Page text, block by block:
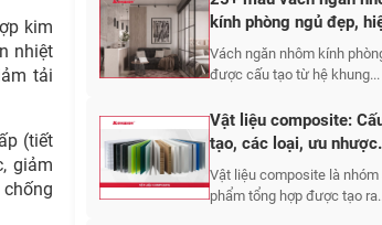
kim
nhiệt
tải
(tiết
giảm
kính phòng ngủ đẹp,
đại và sang trọng
Vách ngăn nhôm kính
được cấu tạo từ hệ khung...
Vật liệu composite:
tạo, các loại, ưu nhược
điểm, ứng dụng 2026
Vật liệu composite là nhóm
phẩm tổng hợp được tạo